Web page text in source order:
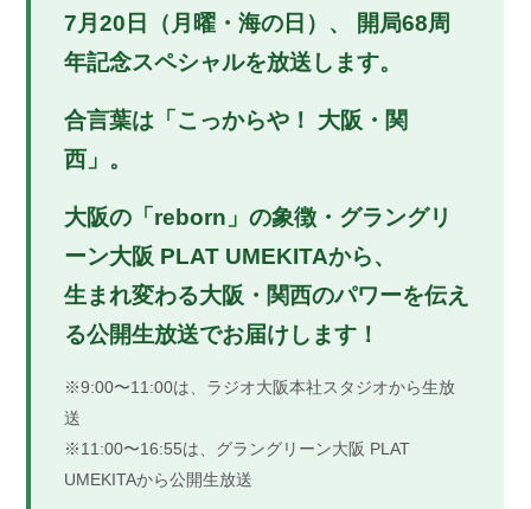
7月20日（月曜・海の日）、 開局68周
年記念スペシャルを放送します。
合言葉は「こっからや！ 大阪・関
西」。
大阪の「reborn」の象徴・グラングリ
ーン大阪 PLAT UMEKITAから、
生まれ変わる大阪・関西のパワーを伝え
る公開生放送でお届けします！
※9:00〜11:00は、ラジオ大阪本社スタジオから生放
送
※11:00〜16:55は、グラングリーン大阪 PLAT
UMEKITAから公開生放送